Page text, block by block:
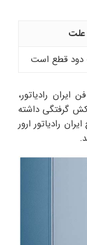
علت
دود قطع است
گرفتگی داشته
رادیاتور ارور